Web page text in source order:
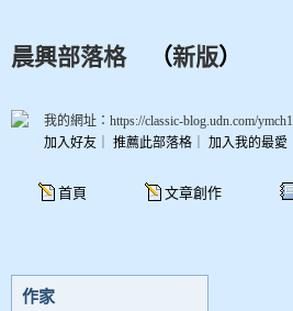
晨興部落格（新版）
首頁 文章創作
加入好友 推薦此部落格 加入我的最愛
我的網址：https://classic-blog.udn.com/
作家